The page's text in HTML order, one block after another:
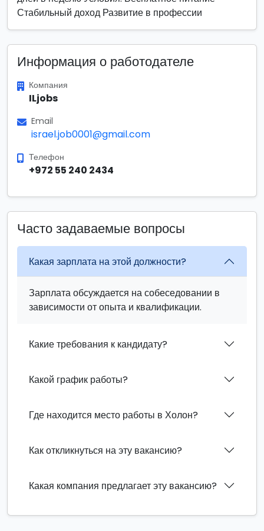
Стабильный доход Развитие в профессии
Информация о работодателе
Компания
ILjobs
Email
israel.job0001@gmail.com
Телефон
+972 55 240 2434
Часто задаваемые вопросы
Какая зарплата на этой должности?
Зарплата обсуждается на собеседовании в
зависимости от опыта и квалификации.
Какие требования к кандидату?
Какой график работы?
Где находится место работы в Холон?
Как откликнуться на эту вакансию?
Какая компания предлагает эту вакансию?